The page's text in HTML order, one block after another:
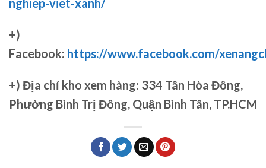
nghiep-viet-xanh/
+)
Facebook: https://www.facebook.com/
+) Địa chỉ kho xem hàng: 334 Tân Hòa Đông,
Phường Bình Trị Đông, Quận Bình Tân, TP.HCM